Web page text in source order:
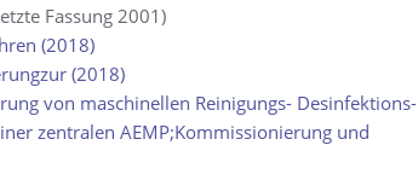
Fassung 2001)
(2018)
(2018)
von maschinellen Reinigungs- Desinfektions-
zentralen AEMP;Kommissionierung und